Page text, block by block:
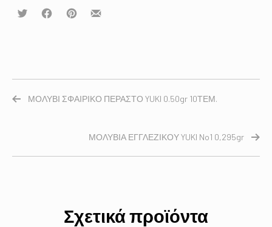
Τουίτα ΜοιραστείτεΜοιραστείτεΜοιραστείτε
ΜΟΛΥΒΙ ΣΦΑΙΡΙΚΟ ΠΕΡΑΣΤΟ YUKI 0.50gr 10ΤΕΜ.
ΜΟΛΥΒΙΑ ΕΓΓΛΕΖΙΚΟΥ YUKI No1 0,295gr
Σχετικά προϊόντα